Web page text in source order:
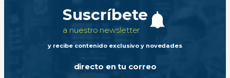
Suscríbete
a nuestro newsletter
y recibe contenido exclusivo y novedades
directo en tu correo